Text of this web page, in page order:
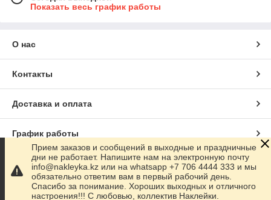
Показать весь график работы
О нас
Контакты
Доставка и оплата
График работы
Полная версия сайта
Сайт создан на маркетплейсеSatu.kz
Прием заказов и сообщений в выходные и праздничные
дни не работает. Напишите нам на электронную почту
info@nakleyka.kz или на whatsapp +7 706 4444 333 и мы
обязательно ответим вам в первый рабочий день.
Спасибо за понимание. Хороших выходных и отличного
настроения!!! С любовью, коллектив Наклейки.